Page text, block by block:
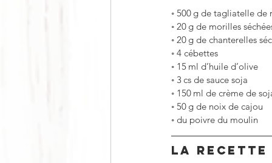
◦ 500 g de tagliatelle de
◦ 20 g de morilles
◦ 20 g de chanterelles
◦ 4 cébettes
◦ 15 ml d’huile d’olive
◦ 3 cs de sauce soja
◦ 150 ml de crème de
◦ 50 g de noix de cajou
◦ du poivre du moulin
LA RECETTE